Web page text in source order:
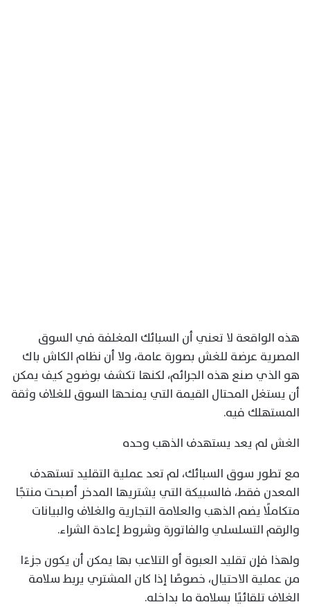
هذه الواقعة لا تعني أن السبائك المغلفة في السوق
المصرية عرضة للغش بصورة عامة، ولا أن نظام الكاش باك
هو الذي صنع هذه الجرائم، لكنها تكشف بوضوح كيف يمكن
أن يستغل المحتال القيمة التي يمنحها السوق للغلاف وثقة
المستهلك فيه.
الغش لم يعد يستهدف الذهب وحده
مع تطور سوق السبائك، لم تعد عملية التقليد تستهدف
المعدن فقط، فالسبيكة التي يشتريها المدخر أصبحت منتجًا
متكاملًا يضم الذهب والعلامة التجارية والغلاف والبيانات
والرقم التسلسلي والفاتورة وشروط إعادة الشراء.
ولهذا فإن تقليد العبوة أو التلاعب بها يمكن أن يكون جزءًا
من عملية الاحتيال، خصوصًا إذا كان المشتري يربط سلامة
الغلاف تلقائيًا بسلامة ما بداخله.